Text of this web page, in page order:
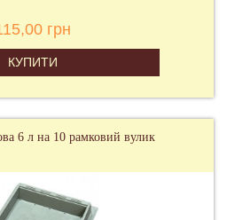
грн
КУПИТИ
6 л на 10 рамковий вулик